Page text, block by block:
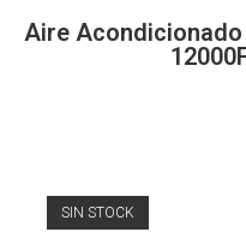
Aire
SIN STOCK